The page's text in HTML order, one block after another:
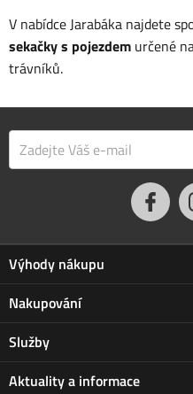
V nabídce Jarabáka najdete
sekačky s pojezdem určené
trávníků.
Výhody nákupu
Proč nakupovat u nás
3letá záruka Jarabák
Vrácení zboží do 30 dnů
Prodloužená záruka
Nakupování
Obchodní podmínky
Doprava a platba
Vrácení zboží
Služby
Servis
Aktuality a informace